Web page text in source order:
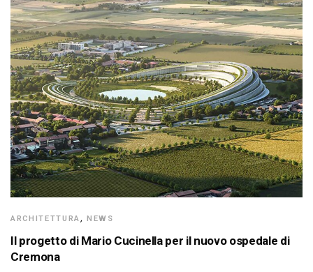
ARCHITETTURA, NEWS
Il progetto di Mario Cucinella per il nuovo ospedale di
Cremona